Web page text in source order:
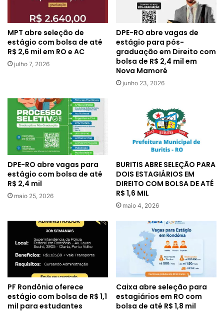
MPT abre seleção de
estágio com bolsa de até
R$ 2,6 mil em RO e AC
julho 7, 2026
DPE-RO abre vagas de
estágio para pós-
graduação em Direito com
bolsa de R$ 2,4 mil em
Nova Mamoré
junho 23, 2026
DPE-RO abre vagas para
estágio com bolsa de até
R$ 2,4 mil
maio 25, 2026
BURITIS ABRE SELEÇÃO PARA
DOIS ESTAGIÁRIOS EM
DIREITO COM BOLSA DE ATÉ
R$ 1,6 MIL
maio 4, 2026
PF Rondônia oferece
estágio com bolsa de R$ 1,1
mil para estudantes
Caixa abre seleção para
estagiários em RO com
bolsa de até R$ 1,8 mil